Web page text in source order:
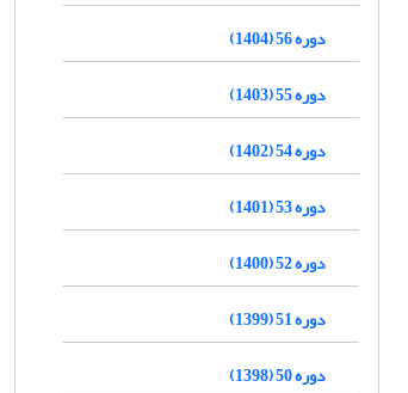
دوره 56 (1404)
دوره 55 (1403)
دوره 54 (1402)
دوره 53 (1401)
دوره 52 (1400)
دوره 51 (1399)
دوره 50 (1398)